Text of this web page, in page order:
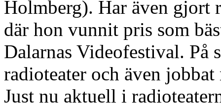
Holmberg). Har även
där hon vunnit pris som
Dalarnas Videofestival. På
radioteater och även
Just nu aktuell i